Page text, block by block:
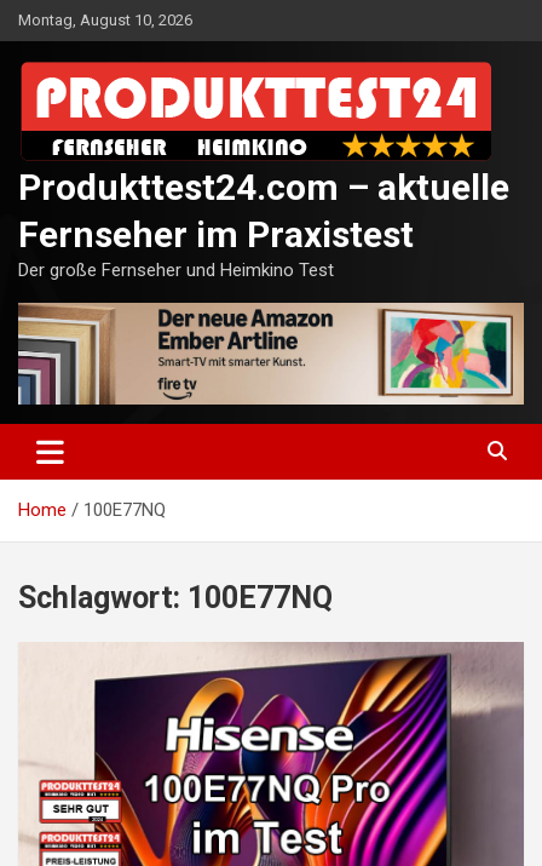
Skip
to
content
Montag, August 10, 2026
Produkttest24.com – aktuelle
Fernseher im Praxistest
Der große Fernseher und Heimkino Test
Home 100E77NQ
Schlagwort: 100E77NQ